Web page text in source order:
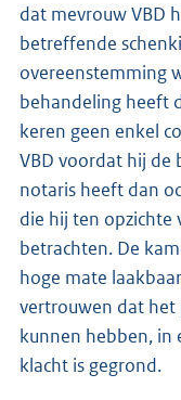
dat mevrouw VBD
betreffende
overeenstemming
behandeling heeft
keren geen enkel
VBD voordat hij de
notaris heeft dan
die hij ten opzichte
betrachten. De
hoge mate
vertrouwen dat
kunnen hebben, in
klacht is gegrond.